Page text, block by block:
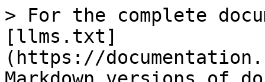
> For the complete
[llms.txt]
(https://